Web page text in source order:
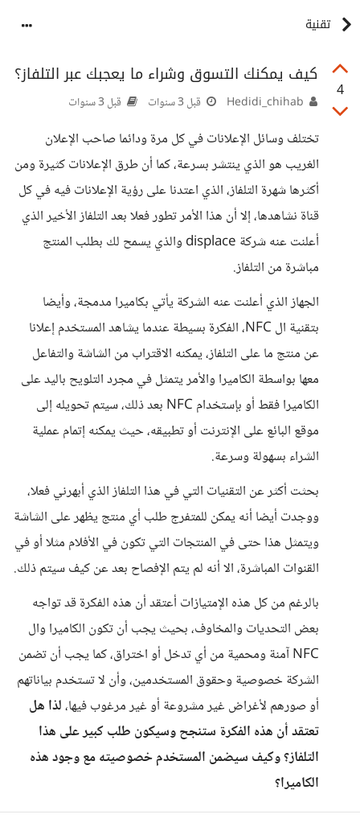
تقنية
4
كيف يمكنك التسوق وشراء ما يعجبك عبر التلفاز؟
قبل 3 سنوات قبل 3 سنوات
تختلف وسائل الإعلانات في كل مرة ودائما صاحب الإعلان
الغريب هو الذي ينتشر بسرعة، كما أن طرق الإعلانات كثيرة ومن
أكثرها شهرة التلفاز، الذي اعتدنا على رؤية الإعلانات فيه في كل
قناة نشاهدها، إلا أن هذا الأمر تطور فعلا بعد التلفاز الأخير الذي
أعلنت عنه شركة displace والذي يسمح لك بطلب المنتج
مباشرة من التلفاز.
الجهاز الذي أعلنت عنه الشركة يأتي بكاميرا مدمجة، وأيضا
بتقنية ال NFC، الفكرة بسيطة عندما يشاهد المستخدم إعلانا
عن منتج ما على التلفاز، يمكنه الاقتراب من الشاشة والتفاعل
معها بواسطة الكاميرا والأمر يتمثل في مجرد التلويح باليد على
الكاميرا فقط أو بإستخدام NFC بعد ذلك، سيتم تحويله إلى
موقع البائع على الإنترنت أو تطبيقه، حيث يمكنه إتمام عملية
الشراء بسهولة وسرعة.
بحثت أكثر عن التقنيات التي في هذا التلفاز الذي أبهرني فعلا،
ووجدت أيضا أنه يمكن للمتفرج طلب أي منتج يظهر على الشاشة
ويتمثل هذا حتى في المنتجات التي تكون في الأفلام مثلا أو في
القنوات المباشرة، الا أنه لم يتم الإفصاح بعد عن كيف سيتم ذلك.
بالرغم من كل هذه الإمتيازات أعتقد أن هذه الفكرة قد تواجه
بعض التحديات والمخاوف، بحيث يجب أن تكون الكاميرا وال
NFC آمنة ومحمية من أي تدخل أو اختراق، كما يجب أن تضمن
الشركة خصوصية وحقوق المستخدمين، وأن لا تستخدم بياناتهم
أو صورهم لأغراض غير مشروعة أو غير مرغوب فيها،لذا هل
تعتقد أن هذه الفكرة ستنجح وسيكون طلب كبير على هذا
التلفاز؟ وكيف سيضمن المستخدم خصوصيته مع وجود هذه
الكاميرا؟